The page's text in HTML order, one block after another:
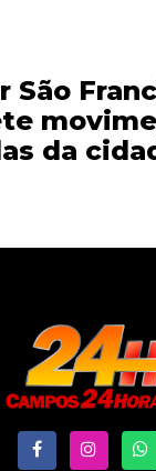
São
da